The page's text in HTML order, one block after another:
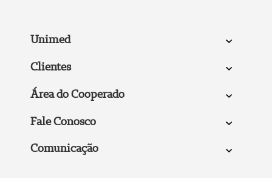
Unimed
Clientes
Área do Cooperado
Fale Conosco
Comunicação